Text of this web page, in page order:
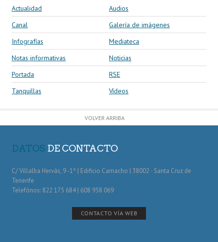
Actualidad
Audios
Canal
Galería de imágenes
Infografías
Mediateca
Notas informativas
Noticias
Portada
RSE
Tanquillas
Vídeos
VOLVER ARRIBA
DATOS DE CONTACTO
C/ Villalba Hervás, 9 -1º | Edificio Camacho | 38002 · Santa Cruz de
Tenerife
Telefónos: 822 175 684 | 608 958 069
CONTACTO VÍA WEB